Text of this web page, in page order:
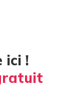
ici !